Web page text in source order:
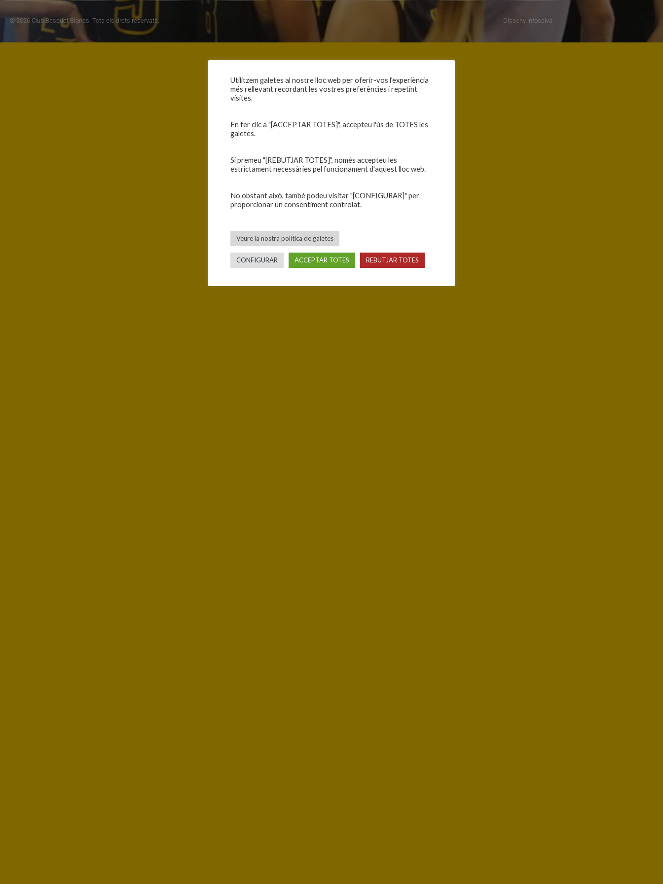
© 2026 Club Bàsquet Blanes. Tots els drets reservats. Disseny infoselva
Utilitzem galetes al nostre lloc web per oferir-vos l’experiència
més rellevant recordant les vostres preferències i repetint
visites.
En fer clic a "[ACCEPTAR TOTES]", accepteu l'ús de TOTES les
galetes.
Si premeu "[REBUTJAR TOTES]", només accepteu les
estrictament necessàries pel funcionament d'aquest lloc web.
No obstant això, també podeu visitar "[CONFIGURAR]" per
proporcionar un consentiment controlat.
Veure la nostra política de galetes
CONFIGURAR ACCEPTAR TOTES REBUTJAR TOTES